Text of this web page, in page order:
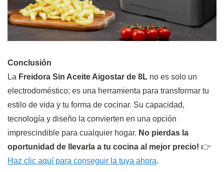
Conclusión
La Freidora Sin Aceite Aigostar de 8L no es solo un
electrodoméstico; es una herramienta para transformar tu
estilo de vida y tu forma de cocinar. Su capacidad,
tecnología y diseño la convierten en una opción
imprescindible para cualquier hogar. No pierdas la
oportunidad de llevarla a tu cocina al mejor precio! 👉
Haz clic aquí para conseguir la tuya ahora.